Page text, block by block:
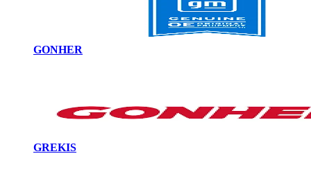
GONHER
GREKIS